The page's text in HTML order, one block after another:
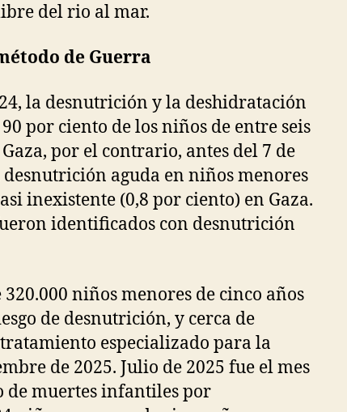
del rio al mar.
de Guerra
la desnutrición y la deshidratación
por ciento de los niños de entre seis
por el contrario, antes del 7 de
desnutrición aguda en niños menores
inexistente (0,8 por ciento) en Gaza.
identificados con desnutrición
niños menores de cinco años
de desnutrición, y cerca de
especializado para la
de 2025. Julio de 2025 fue el mes
de muertes infantiles por